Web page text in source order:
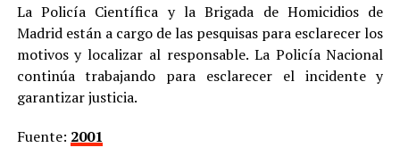
La Policía Científica y la Brigada de Homicidios de
Madrid están a cargo de las pesquisas para esclarecer los
motivos y localizar al responsable. La Policía Nacional
continúa trabajando para esclarecer el incidente y
garantizar justicia.
Fuente: 2001